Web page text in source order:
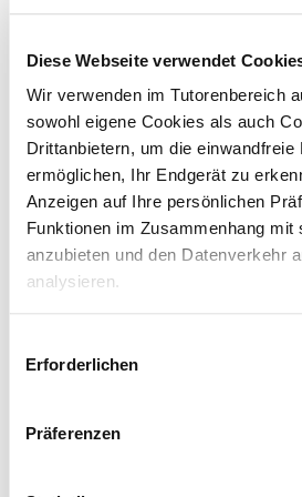
Diese Webseite verwendet
Wir verwenden im Tutorenbereich
sowohl eigene Cookies als auch
Drittanbietern, um die
ermöglichen, Ihr Endgerät zu
Anzeigen auf Ihre persönlichen
Funktionen im Zusammenhang mit
anzubieten und den Datenverkehr
analysieren.
akzeptieren, ablehnen oder
ausgenommen sind Cookies, die
Website unbedingt erforderlich
verschiedenen Cookies finden sie
Erforderlichen
Präferenzen
Nuten, Radien
zu fertigen.
bedürfen
Funktion am
Werkstück der